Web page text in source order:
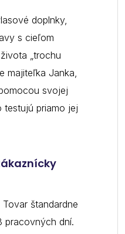
doplnky,
s cieľom
„trochu
majiteľka Janka,
svojej
testujú priamo jej
Tovar štandardne
pracovných dní.